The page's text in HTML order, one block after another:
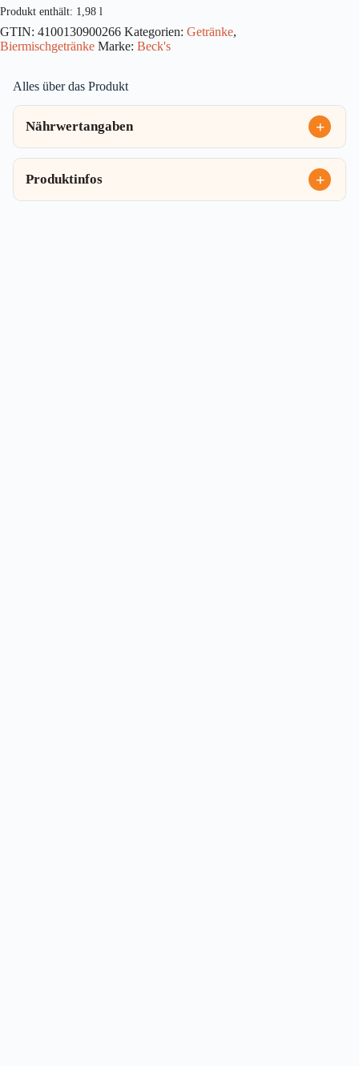
6x0,33l
Menge
Produkt enthält: 1,98 l
GTIN: 4100130900266 Kategorien: Getränke,
Biermischgetränke Marke: Beck's
Alles über das Produkt
Nährwertangaben
Produktinfos